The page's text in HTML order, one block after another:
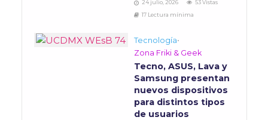
24 julio, 2026
53 Vistas
17 Lectura mínima
Tecnología•
Zona Friki & Geek
Tecno, ASUS, Lava y
Samsung presentan
nuevos dispositivos
para distintos tipos
de usuarios